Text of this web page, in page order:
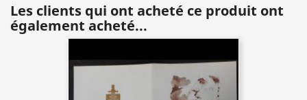
Les clients qui ont acheté ce produit ont
également acheté...